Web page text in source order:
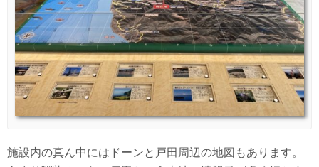
施設内の真ん中にはドーンと戸田周辺の地図もあります。